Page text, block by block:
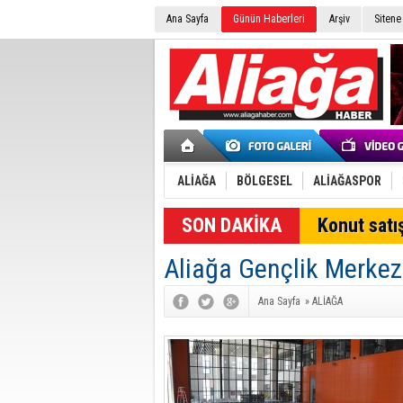
Ana Sayfa Günün Haberleri Arşiv
ALİAĞA BÖLGESEL ALİAĞASPOR
SON DAKİKA Konut
Aliağa Gençlik
Ana Sayfa » ALİAĞA